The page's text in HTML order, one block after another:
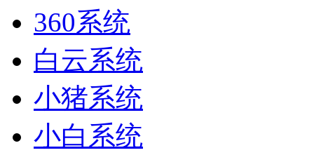
360系统
白云系统
小猪系统
小白系统